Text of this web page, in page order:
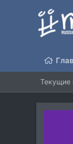
Текущие